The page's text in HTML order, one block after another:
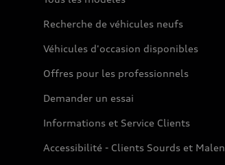
Recherche de véhicules neufs
Véhicules d'occasion disponibles
Offres pour les professionnels
Demander un essai
Informations et Service Clients
Accessibilité - Clients Sourds et